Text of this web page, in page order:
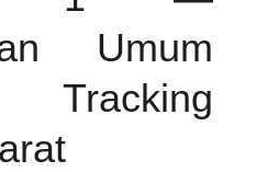
Umum
Tracking